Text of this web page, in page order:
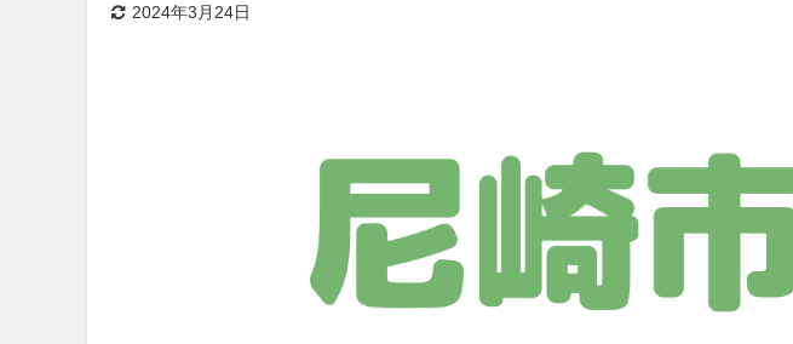
2024年3月24日